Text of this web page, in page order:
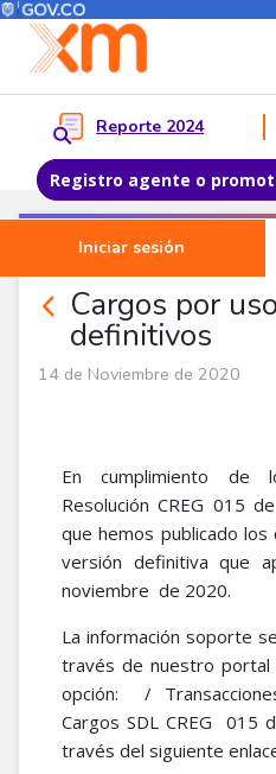
Pasar al contenido principal
Menú del Usuario
Reporte 2024
Registro agente o
Iniciar sesión
Cargos por
definitivos
Noticias Agentes
14 de Noviembre de 2020
En cumplimiento de
Resolución CREG 015
que hemos publicado
versión definitiva que
noviembre de 2020.
La información soporte
través de nuestro portal
opción: /
Cargos SDL CREG 015
través del siguiente